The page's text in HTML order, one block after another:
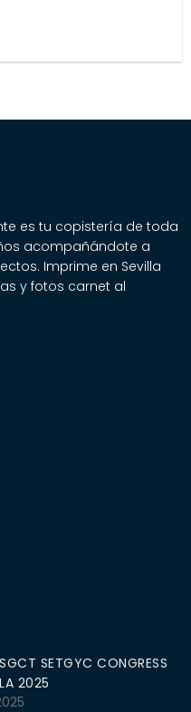
es tu copistería de toda
acompañándote a
Imprime en Sevilla
y fotos carnet al
SETGYC CONGRESS
2025